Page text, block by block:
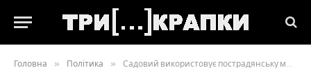
Головна » Політика » Садовий використовує пострадянську модель управління містом, – Синютка